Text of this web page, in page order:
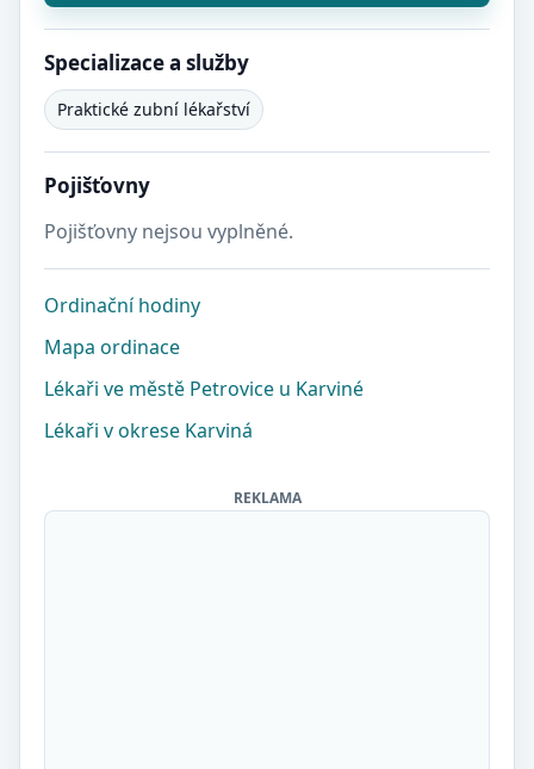
Specializace a služby
Praktické zubní lékařství
Pojišťovny
Pojišťovny nejsou vyplněné.
Ordinační hodiny
Mapa ordinace
Lékaři ve městě Petrovice u Karviné
Lékaři v okrese Karviná
REKLAMA